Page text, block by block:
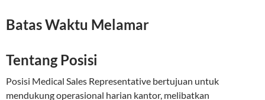
Batas Waktu Melamar
Tentang Posisi
Posisi Medical Sales Representative bertujuan untuk
mendukung operasional harian kantor, melibatkan